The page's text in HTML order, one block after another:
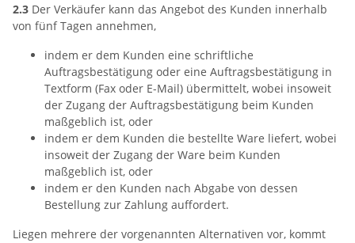
2.3 Der Verkäufer kann das Angebot des Kunden innerhalb
von fünf Tagen annehmen,
indem er dem Kunden eine schriftliche
Auftragsbestätigung oder eine Auftragsbestätigung in
Textform (Fax oder E-Mail) übermittelt, wobei insoweit
der Zugang der Auftragsbestätigung beim Kunden
maßgeblich ist, oder
indem er dem Kunden die bestellte Ware liefert, wobei
insoweit der Zugang der Ware beim Kunden
maßgeblich ist, oder
indem er den Kunden nach Abgabe von dessen
Bestellung zur Zahlung auffordert.
Liegen mehrere der vorgenannten Alternativen vor, kommt